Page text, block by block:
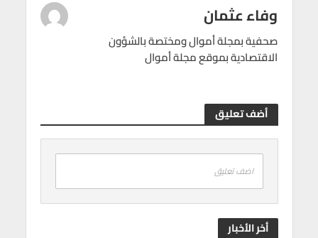
وفاء عثمان
صحفية بمجلة أموال ومختصة بالشؤون
الاقتصادية بموقع مجلة أموال
أضف تعليق
اضف تعليق
أخر الأخبار